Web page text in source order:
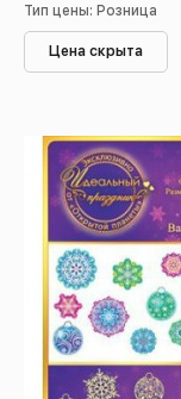
Тип цены: Розница
Цена скрыта